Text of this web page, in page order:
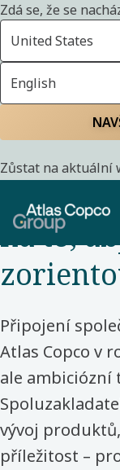
Zdá se, že se
United States
English
Zůstat na aktuální
Domů
„Po
na to,
Připojení
Atlas Copco v
ale ambiciózní
vývoj
příležitost –